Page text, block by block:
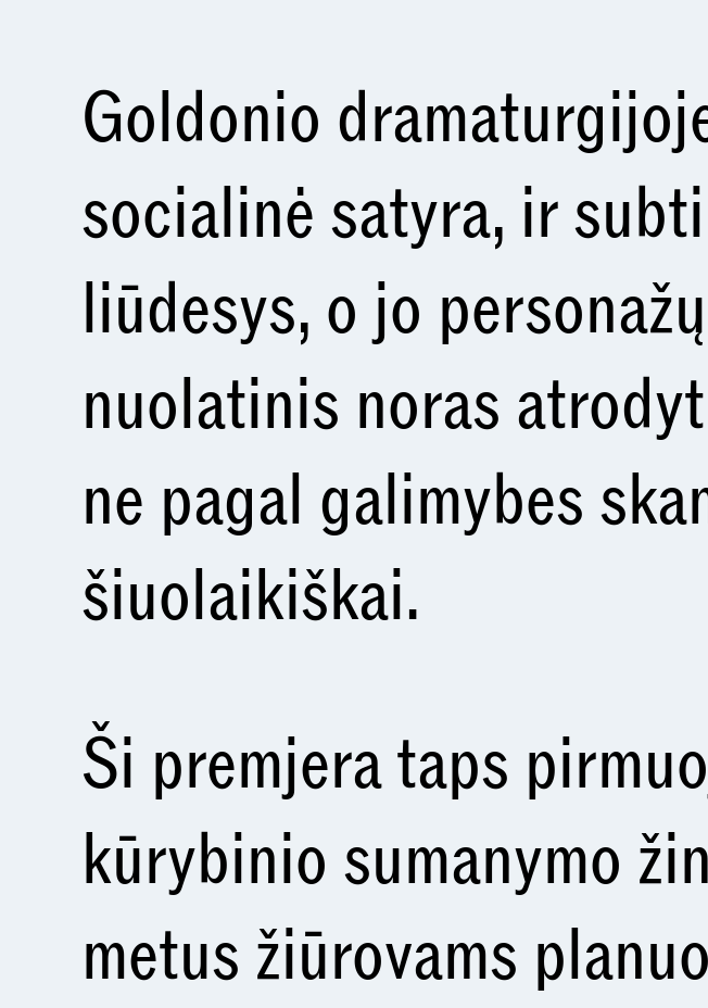
Goldonio
socialinė satyra, ir
liūdesys, o jo
nuolatinis noras
ne pagal galimybes
šiuolaikiškai.
Ši premjera taps
kūrybinio sumanymo
metus žiūrovams